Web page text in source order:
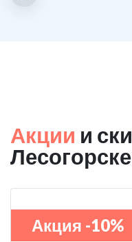
Акции и
Лесогорске
Акция -10%